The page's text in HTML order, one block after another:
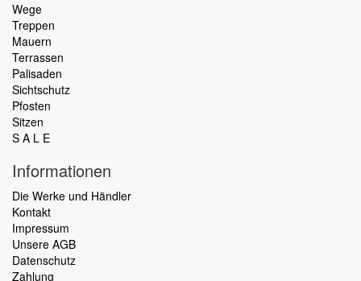
Wege
Treppen
Mauern
Terrassen
Palisaden
Sichtschutz
Pfosten
Sitzen
S A L E
Informationen
Die Werke und Händler
Kontakt
Impressum
Unsere AGB
Datenschutz
Zahlung